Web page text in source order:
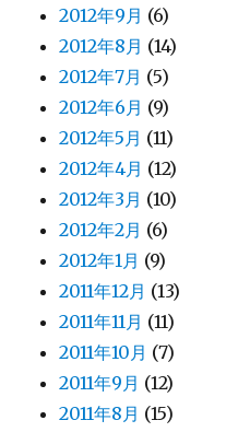
2012年9月 (6)
2012年8月 (14)
2012年7月 (5)
2012年6月 (9)
2012年5月 (11)
2012年4月 (12)
2012年3月 (10)
2012年2月 (6)
2012年1月 (9)
2011年12月 (13)
2011年11月 (11)
2011年10月 (7)
2011年9月 (12)
2011年8月 (15)